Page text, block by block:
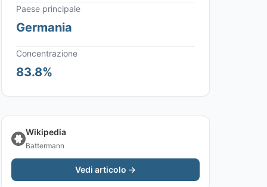
Paese principale
Germania
Concentrazione
83.8%
Wikipedia
Battermann
Vedi articolo →